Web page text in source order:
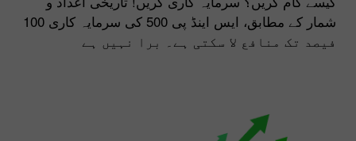
شمار کے مطابق، ایس اینڈ پی 500 کی سرمایہ کاری 100
فیصد تک منافع لا سکتی ہے۔ برا نہیں ہے